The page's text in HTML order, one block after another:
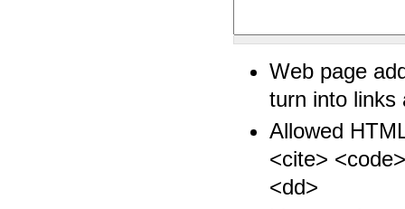
Web page
turn into links
Allowed
<cite>
<dd>